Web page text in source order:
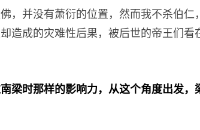
，并没有萧衍的位置，然而我不杀伯仁
造成的灾难性后果，被后世的帝王们看
梁时那样的影响力，从这个角度出发，